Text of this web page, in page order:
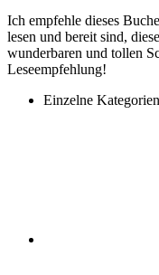
Ich empfehle dieses
lesen und bereit sind,
wunderbaren und tollen
Leseempfehlung!
Einzelne Kategorien